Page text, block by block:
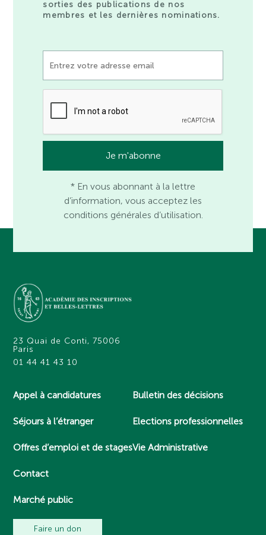
sorties des publications de nos
membres et les dernières nominations.
* En vous abonnant à la lettre
d’information, vous acceptez les
conditions générales d’utilisation.
23 Quai de Conti, 75006
Paris
01 44 41 43 10
Appel à candidatures
Séjours à l’étranger
Offres d’emploi et de stages
Contact
Marché public
Bulletin des décisions
Elections professionnelles
Vie Administrative
Faire un don